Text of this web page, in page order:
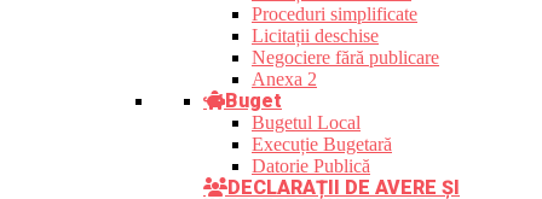
Proceduri simplificate
Licitații deschise
Negociere fără publicare
Anexa 2
Buget
Bugetul Local
Execuție Bugetară
Datorie Publică
DECLARAȚII DE AVERE ȘI